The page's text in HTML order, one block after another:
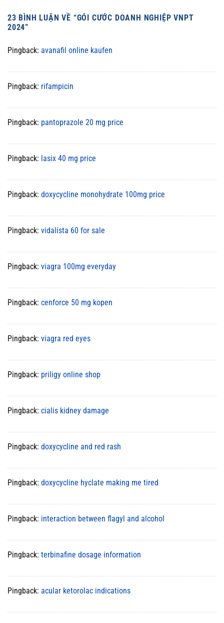
23 BÌNH LUẬN VỀ “GÓI CƯỚC DOANH NGHIỆP VNPT
2024”
Pingback: avanafil online kaufen
Pingback: rifampicin
Pingback: pantoprazole 20 mg price
Pingback: lasix 40 mg price
Pingback: doxycycline monohydrate 100mg price
Pingback: vidalista 60 for sale
Pingback: viagra 100mg everyday
Pingback: cenforce 50 mg kopen
Pingback: viagra red eyes
Pingback: priligy online shop
Pingback: cialis kidney damage
Pingback: doxycycline and red rash
Pingback: doxycycline hyclate making me tired
Pingback: interaction between flagyl and alcohol
Pingback: terbinafine dosage information
Pingback: acular ketorolac indications